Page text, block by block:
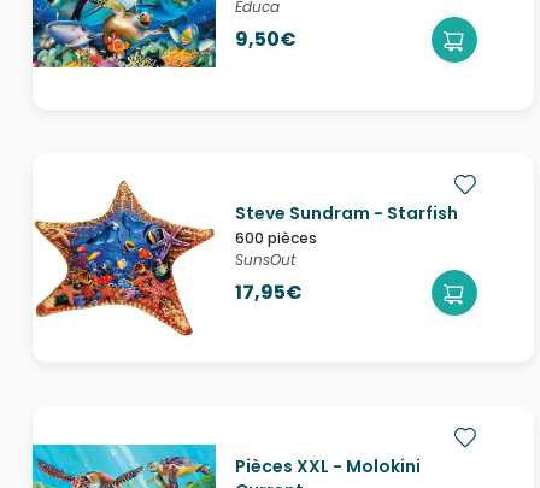
Educa
9,50€
Steve Sundram - Starfish
600 pièces
SunsOut
17,95€
Pièces XXL - Molokini